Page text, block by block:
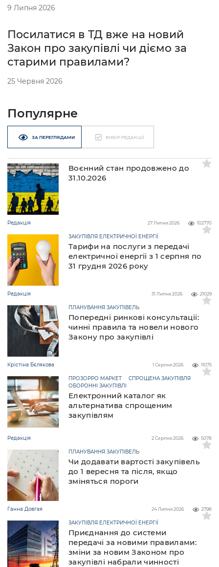
9 Липня 2026
Посилатися в ТД вже на новий
Закон про закупівлі чи діємо за
старими правилами?
25 Червня 2026
Популярне
ЗА ПЕРЕГЛЯДАМИ ВИБІР РЕДАКЦІЇ
Воєнний стан продовжено до
31.10.2026
Редакція 102770
27 Липня 2026
Тарифи на послуги з передачі
електричної енергії з 1 серпня по
31 грудня 2026 року
ЗАКУПІВЛЯ ЕЛЕКТРИЧНОЇ ЕНЕРГІЇ
Редакція 21029
31 Липня 2026
Попередні ринкові консультації:
чинні правила та новели нового
Закону про закупівлі
ПЛАНУВАННЯ ЗАКУПІВЕЛЬ
Крістіна Бєлякова 11075
1 Серпня 2026
Електронний каталог як
альтернатива спрощеним
закупівлям
ПРОЗОРРО МАРКЕТ
СПРОЩЕНА ЗАКУПІВЛЯ
ОБОРОННІ ЗАКУПІВЛІ
Редакція 5078
2 Серпня 2026
Чи додавати вартості закупівель
до 1 вересня та після, якщо
зміняться пороги
ПЛАНУВАННЯ ЗАКУПІВЕЛЬ
Ганна Довгая 2798
24 Липня 2026
Приєднання до системи
передачі за новими правилами:
зміни за новим Законом про
закупівлі набрали чинності
ЗАКУПІВЛЯ ЕЛЕКТРИЧНОЇ ЕНЕРГІЇ